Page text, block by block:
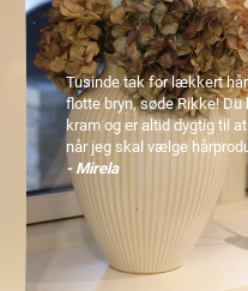
Tusinde tak for lækkert
flotte bryn, søde Rikke! Du
kram og er altid dygtig til
når jeg skal vælge
- Mirela